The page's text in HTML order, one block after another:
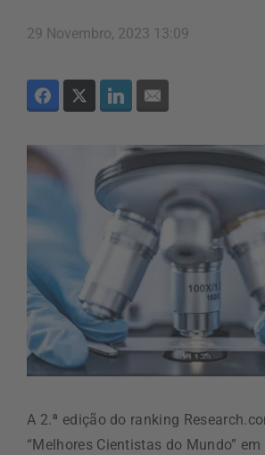
29 Novembro, 2023 13:09
A 2.ª edição do ranking
“Melhores Cientistas do Mundo”